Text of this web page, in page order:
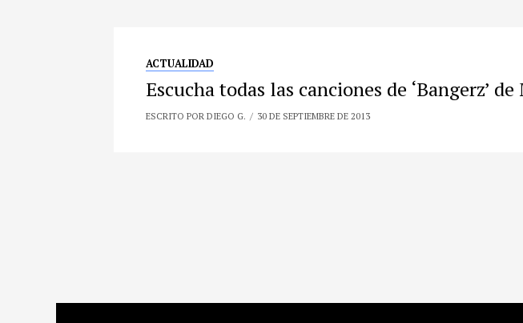
ACTUALIDAD
Escucha todas las canciones de ‘Bangerz’
ESCRITO POR DIEGO G. 30 DE SEPTIEMBRE DE 2013